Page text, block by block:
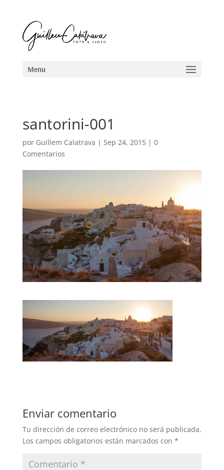
santorini-001
por Guillem Calatrava | Sep 24, 2015| 0
Comentarios
Enviar comentario
Tu dirección de correo electrónico no será publicada.
Los campos obligatorios están marcados con *